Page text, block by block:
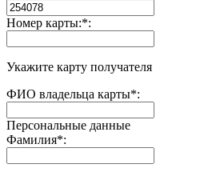
Номер карты:*:
Укажите карту получателя
ФИО владельца карты*:
Персональные данные
Фамилия*: